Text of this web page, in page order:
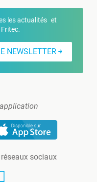
les actualités et
NEWSLETTER
sociaux